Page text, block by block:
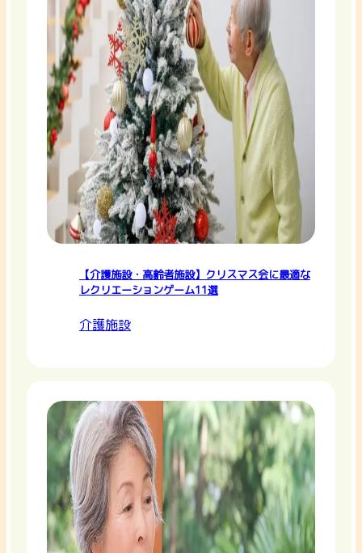
【介護施設・高齢者施設】クリスマス会に最適な
レクリエーションゲーム11選
介護施設